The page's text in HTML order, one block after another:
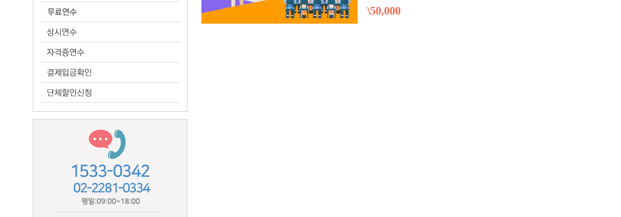
\50,000